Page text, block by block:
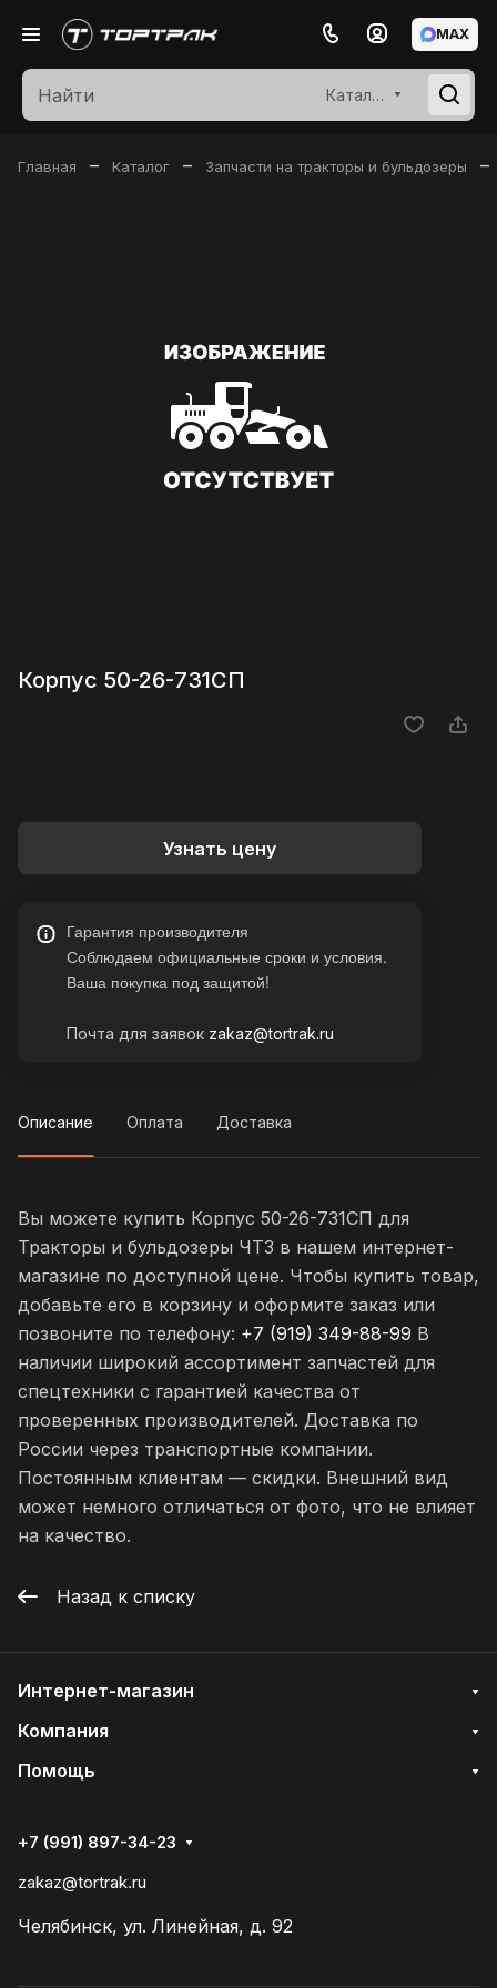
Каталог
MAX
Главная – Каталог – Запчасти на тракторы и бульдозеры –
Корпус 50-26-731СП
Узнать цену
Гарантия производителя
Соблюдаем официальные сроки и условия.
Ваша покупка под защитой!
Почта для заявок zakaz@tortrak.ru
Описание Оплата Доставка
Вы можете купить Корпус 50-26-731СП для
Тракторы и бульдозеры ЧТЗ в нашем интернет-
магазине по доступной цене. Чтобы купить товар,
добавьте его в корзину и оформите заказ или
позвоните по телефону: +7 (919) 349-88-99 В
наличии широкий ассортимент запчастей для
спецтехники с гарантией качества от
проверенных производителей. Доставка по
России через транспортные компании.
Постоянным клиентам — скидки. Внешний вид
может немного отличаться от фото, что не влияет
на качество.
Назад к списку
Интернет-магазин
Компания
Помощь
+7 (991) 897-34-23
zakaz@tortrak.ru
Челябинск, ул. Линейная, д. 92